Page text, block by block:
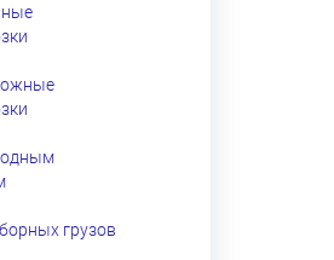
грузов